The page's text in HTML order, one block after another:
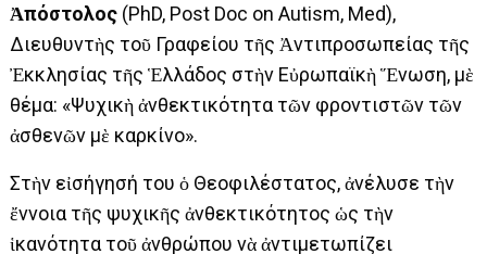
Ἀπόστολος (PhD, Post Doc on Autism, Med),
Διευθυντὴς τοῦ Γραφείου τῆς Ἀντιπροσωπείας τῆς
Ἐκκλησίας τῆς Ἑλλάδος στὴν Εὐρωπαϊκὴ Ἕνωση, μὲ
θέμα: «Ψυχικὴ ἀνθεκτικότητα τῶν φροντιστῶν τῶν
ἀσθενῶν μὲ καρκίνο».
Στὴν εἰσήγησή του ὁ Θεοφιλέστατος, ἀνέλυσε τὴν
ἔννοια τῆς ψυχικῆς ἀνθεκτικότητος ὡς τὴν
ἱκανότητα τοῦ ἀνθρώπου νὰ ἀντιμετωπίζει